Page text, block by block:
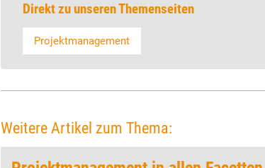
Direkt zu unseren Themenseiten
Projektmanagement
Weitere Artikel zum Thema: